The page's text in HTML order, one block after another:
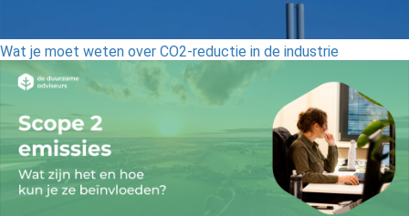
Wat je moet weten over CO2-reductie in de industrie